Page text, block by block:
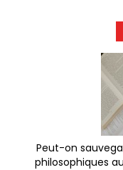
Peut-on
philosophiques